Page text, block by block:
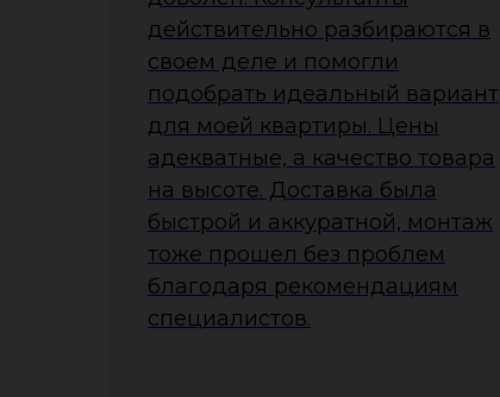
действительно разбираются в
своем деле и помогли
подобрать идеальный вариант
для моей квартиры. Цены
адекватные, а качество товара
на высоте. Доставка была
быстрой и аккуратной, монтаж
тоже прошел без проблем
благодаря рекомендациям
специалистов.